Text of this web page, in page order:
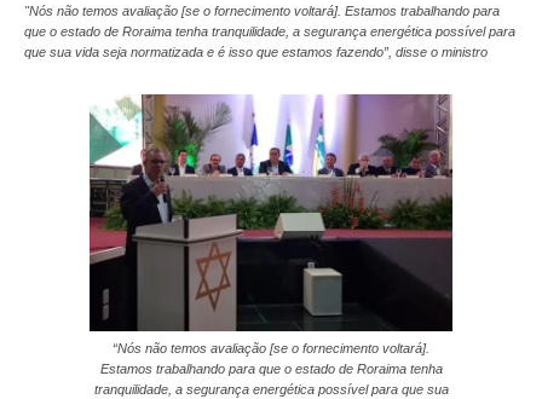
"Nós não temos avaliação [se o fornecimento voltará]. Estamos trabalhando para
que o estado de Roraima tenha tranquilidade, a segurança energética possível para
que sua vida seja normatizada e é isso que estamos fazendo”, disse o ministro
“Nós não temos avaliação [se o fornecimento voltará].
Estamos trabalhando para que o estado de Roraima tenha
tranquilidade, a segurança energética possível para que sua